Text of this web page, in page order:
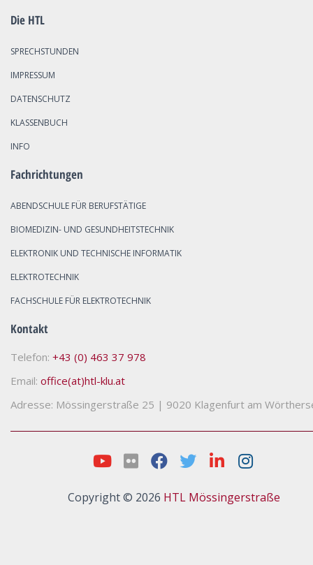
Die HTL
SPRECHSTUNDEN
IMPRESSUM
DATENSCHUTZ
KLASSENBUCH
INFO
Fachrichtungen
ABENDSCHULE FÜR BERUFSTÄTIGE
BIOMEDIZIN- UND GESUNDHEITSTECHNIK
ELEKTRONIK UND TECHNISCHE INFORMATIK
ELEKTROTECHNIK
FACHSCHULE FÜR ELEKTROTECHNIK
Kontakt
Telefon: +43 (0) 463 37 978
Email: office(at)htl-klu.at
Adresse: Mössingerstraße 25 | 9020 Klagenfurt am
Copyright © 2026 HTL Mössingerstraße